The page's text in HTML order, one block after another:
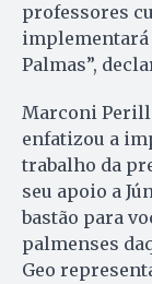
professores
Palmas”,
Marconi
enfatizou a
trabalho da
seu apoio a
bastão para
palmenses
Geo